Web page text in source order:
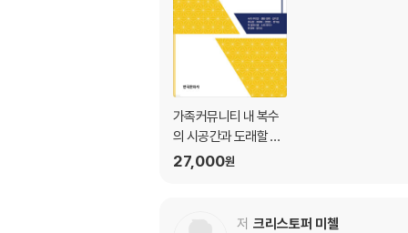
10. 지역 평화지대와 피난처 이론
크리스토퍼 미첼 & 랜든 핸콕
저자 소개?
가족커뮤니티 내 복수
의 시공간과 도래할 가
족커뮤니티
27,000원
저 크리스토퍼 미첼